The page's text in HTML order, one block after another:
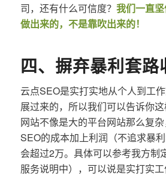
司，还有什么可信度？ 我们一直
做出来的，不是靠吹出来的！
四、摒弃暴利套路
云点SEO是实打实地从个人到工
展过来的，所以我们可以告诉你
网站不像是大的平台网站那么复
SEO的成本加上利润（不追求暴
会超过2万。具体可以参考我方制
服务说明中），可以说是实打实